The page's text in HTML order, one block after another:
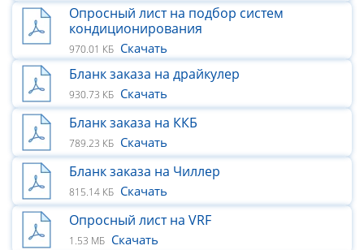
Опросный лист на подбор систем
кондиционирования
970.01 КБ Скачать
Бланк заказа на драйкулер
930.73 КБ Скачать
Бланк заказа на ККБ
789.23 КБ Скачать
Бланк заказа на Чиллер
815.14 КБ Скачать
Опросный лист на VRF
1.53 МБ Скачать